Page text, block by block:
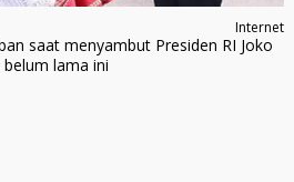
Internet
saat menyambut Presiden RI Joko
lama ini